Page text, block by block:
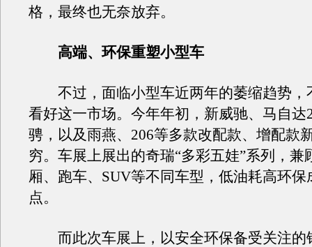
格，最终也无奈放弃。
高端、环保重塑小型车
不过，面临小型车近两年的萎缩趋势，
看好这一市场。今年年初，新威驰、马自达
骋，以及雨燕、206等多款改配款、增配款
穷。车展上展出的奇瑞“多彩五娃”系列，兼
厢、跑车、SUV等不同车型，低油耗高环保
点。
而此次车展上，以安全环保备受关注的